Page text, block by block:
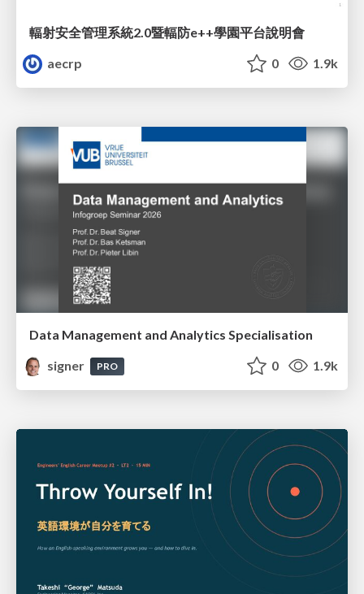
輻射安全管理系統2.0暨輻防e++學園平台說明會
aecrp
0 1.9k
Data Management and Analytics Specialisation
signer
PRO 0 1.9k